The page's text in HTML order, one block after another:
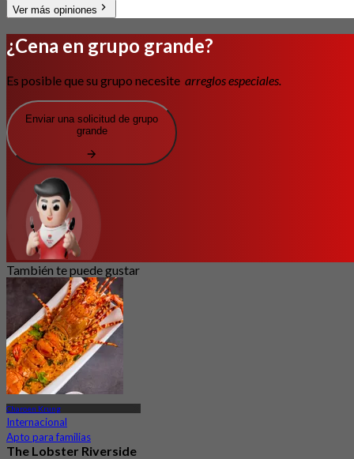
Ver más opiniones
¿Cena en grupo grande?
Es posible que su grupo necesite arreglos especiales.
Enviar una solicitud de grupo
grande
También te puede gustar
Charoen Krung
Internacional
Apto para familias
The Lobster Riverside